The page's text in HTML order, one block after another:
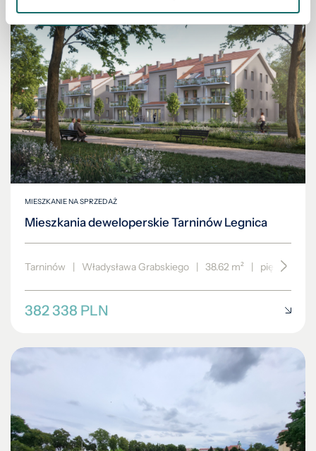
MIESZKANIE NA SPRZEDAŻ
Mieszkania deweloperskie Tarninów Legnica
Tarninów | Władysława Grabskiego | 38.62 m² | piętro 1/3
382 338 PLN